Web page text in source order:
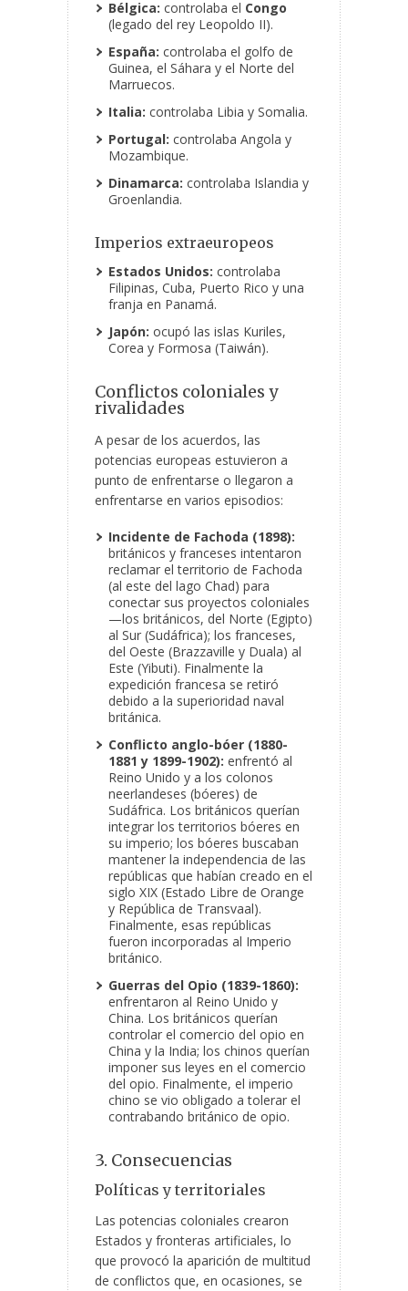
Bélgica: controlaba el Congo
(legado del rey Leopoldo II).
España: controlaba el golfo de
Guinea, el Sáhara y el Norte del
Marruecos.
Italia: controlaba Libia y Somalia.
Portugal: controlaba Angola y
Mozambique.
Dinamarca: controlaba Islandia y
Groenlandia.
Imperios extraeuropeos
Estados Unidos: controlaba
Filipinas, Cuba, Puerto Rico y una
franja en Panamá.
Japón: ocupó las islas Kuriles,
Corea y Formosa (Taiwán).
Conflictos coloniales y
rivalidades
A pesar de los acuerdos, las
potencias europeas estuvieron a
punto de enfrentarse o llegaron a
enfrentarse en varios episodios:
Incidente de Fachoda (1898):
británicos y franceses intentaron
reclamar el territorio de Fachoda
(al este del lago Chad) para
conectar sus proyectos coloniales
—los británicos, del Norte (Egipto)
al Sur (Sudáfrica); los franceses,
del Oeste (Brazzaville y Duala) al
Este (Yibuti). Finalmente la
expedición francesa se retiró
debido a la superioridad naval
británica.
Conflicto anglo-bóer (1880-
1881 y 1899-1902): enfrentó al
Reino Unido y a los colonos
neerlandeses (bóeres) de
Sudáfrica. Los británicos querían
integrar los territorios bóeres en
su imperio; los bóeres buscaban
mantener la independencia de las
repúblicas que habían creado en el
siglo XIX (Estado Libre de Orange
y República de Transvaal).
Finalmente, esas repúblicas
fueron incorporadas al Imperio
británico.
Guerras del Opio (1839-1860):
enfrentaron al Reino Unido y
China. Los británicos querían
controlar el comercio del opio en
China y la India; los chinos querían
imponer sus leyes en el comercio
del opio. Finalmente, el imperio
chino se vio obligado a tolerar el
contrabando británico de opio.
3. Consecuencias
Políticas y territoriales
Las potencias coloniales crearon
Estados y fronteras artificiales, lo
que provocó la aparición de multitud
de conflictos que, en ocasiones, se